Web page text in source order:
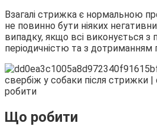
Взагалі стрижка є нормальною
не повинно бути ніяких
випадку, якщо всі виконується з
періодичністю та з дотриманням
Що робити